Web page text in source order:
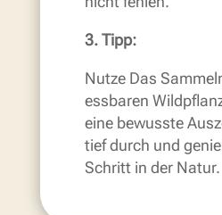
3. Tipp:
Nutze Das
essbaren
eine bewusste
tief durch und
Schritt in der Natur.